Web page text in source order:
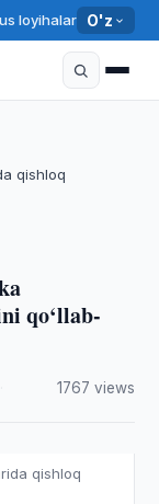
loyihalar O'z
qishloq
qo‘llab-
1767 views
qishloq